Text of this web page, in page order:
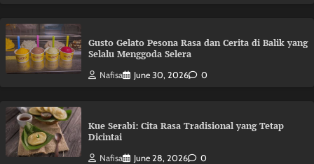
Gusto Gelato Pesona Rasa dan Cerita di Balik yang
Selalu Menggoda Selera
Nafisa June 30, 2026 0
Kue Serabi: Cita Rasa Tradisional yang Tetap
Dicintai
Nafisa June 28, 2026 0